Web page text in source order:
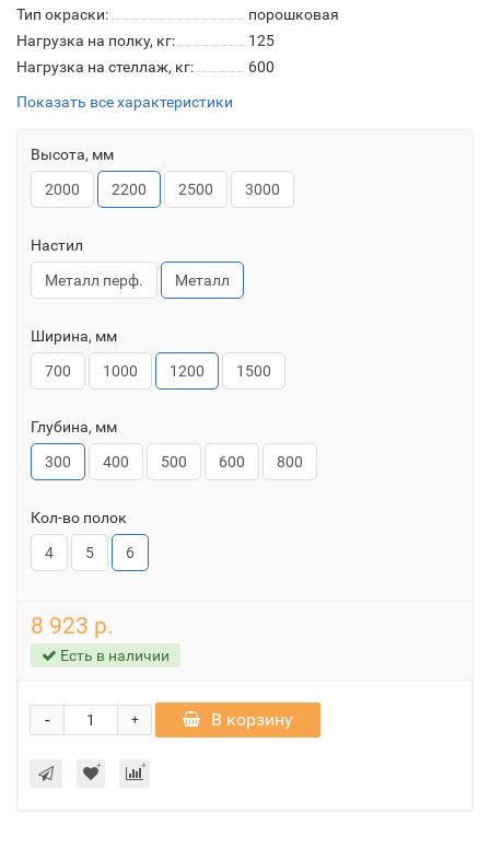
Тип окраски:
порошковая
Нагрузка на полку, кг:
125
Нагрузка на стеллаж, кг:
600
Показать все характеристики
Высота, мм
2000
2200 2500 3000
Настил
Металл перф.
Металл
Ширина, мм
700
1000 1200 1500
Глубина, мм
300
400 500 600 800
Кол-во полок
4
5 6
8 923 р.
Есть в наличии
+
- В корзину